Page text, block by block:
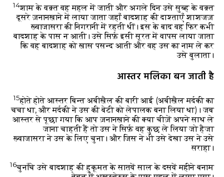
14शाम के वक़्त वह महल में जाती और अगले दिन उसे सुब्ह के वक़्त
दूसरे ज़नानख़ाने में लाया जाता जहाँ बादशाह की दाश्ताएँ शाशजज़
ख़्वाजासरा की निगरानी में रहती थीं। इस के बाद वह फिर कभी
बादशाह के पास न आती। उसे सिर्फ़ इसी सूरत में वापस लाया जाता
कि वह बादशाह को ख़ास पसन्द आती और वह उस का नाम ले कर
उसे बुलाता।
आस्तर मलिका बन जाती है
15होते होते आस्तर बिन्त अबीख़ैल की बारी आई (अबीख़ैल मर्दकी का
चचा था, और मर्दकी ने उस की बेटी को लेपालक बना लिया था)। जब
आस्तर से पूछा गया कि आप ज़नानख़ाने की क्या चीज़ें अपने साथ ले
जाना चाहती हैं तो उस ने सिर्फ़ वह कुछ ले लिया जो हैजा
ख़्वाजासरा ने उस के लिए चुना। और जिस ने भी उसे देखा उस ने उसे
सराहा।
16चुनाँचे उसे बादशाह की हुकूमत के सातवें साल के दसवें महीने बनाम